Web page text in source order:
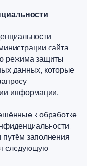
сайта
режима защиты
данных, которые
информации,
к обработке
путём заполнения
следующую